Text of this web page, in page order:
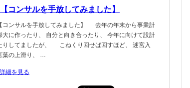
コンサルを手放してみました】
コンサルを手放してみました】 去年の年末から事業計
大に作ったり、 自分と向き合ったり、 今年に向けて設計
りしてましたが、 こねくり回せば回すほど、 迷宮入
葉の上滑り、 …
詳細を見る